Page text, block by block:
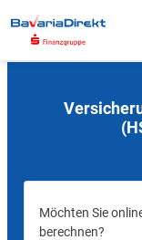
Hauptinhalt
Möchten Sie
berechnen?